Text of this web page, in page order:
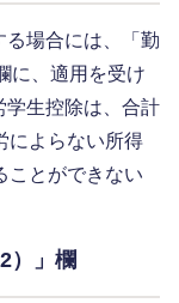
る場合には、「勤
に、適用を受け
学生控除は、合計
によらない所得
ことができない
）」欄